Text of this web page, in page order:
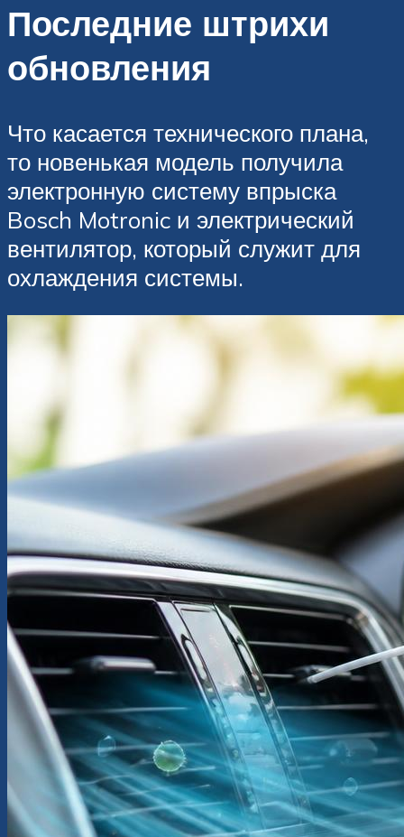
Последние штрихи
обновления
Что касается технического плана,
то новенькая модель получила
электронную систему впрыска
Bosch Motronic и электрический
вентилятор, который служит для
охлаждения системы.